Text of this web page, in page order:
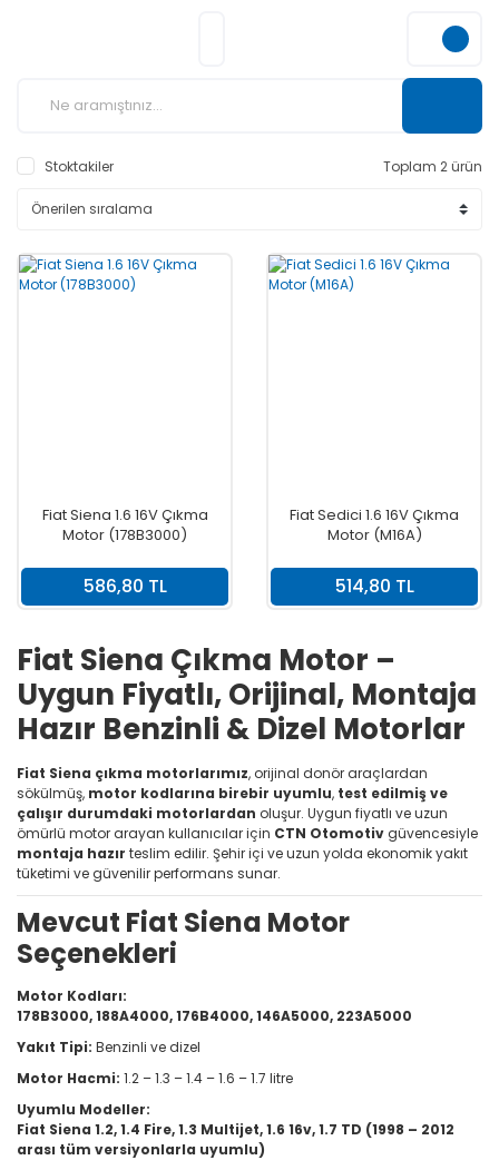
Stoktakiler Toplam 2 ürün
Fiat Siena 1.6 16V Çıkma
Motor (178B3000)
586,80 TL
Fiat Sedici 1.6 16V Çıkma
Motor (M16A)
514,80 TL
Fiat Siena Çıkma Motor –
Uygun Fiyatlı, Orijinal, Montaja
Hazır Benzinli & Dizel Motorlar
Fiat Siena çıkma motorlarımız, orijinal donör araçlardan
sökülmüş, motor kodlarına birebir uyumlu, test edilmiş ve
çalışır durumdaki motorlardan oluşur. Uygun fiyatlı ve uzun
ömürlü motor arayan kullanıcılar için CTN Otomotivgüvencesiyle
montaja hazır teslim edilir. Şehir içi ve uzun yolda ekonomik yakıt
tüketimi ve güvenilir performans sunar.
Mevcut Fiat Siena Motor
Seçenekleri
Motor Kodları:
178B3000, 188A4000, 176B4000, 146A5000, 223A5000
Yakıt Tipi: Benzinli ve dizel
Motor Hacmi: 1.2 – 1.3 – 1.4 – 1.6 – 1.7 litre
Uyumlu Modeller:
Fiat Siena 1.2, 1.4 Fire, 1.3 Multijet, 1.6 16v, 1.7 TD (1998 – 2012
arası tüm versiyonlarla uyumlu)